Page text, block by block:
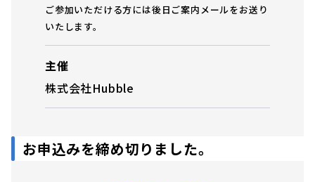
ご参加いただける方には後日ご案内メールをお送り
いたします。
主催
株式会社Hubble
お申込みを締め切りました。